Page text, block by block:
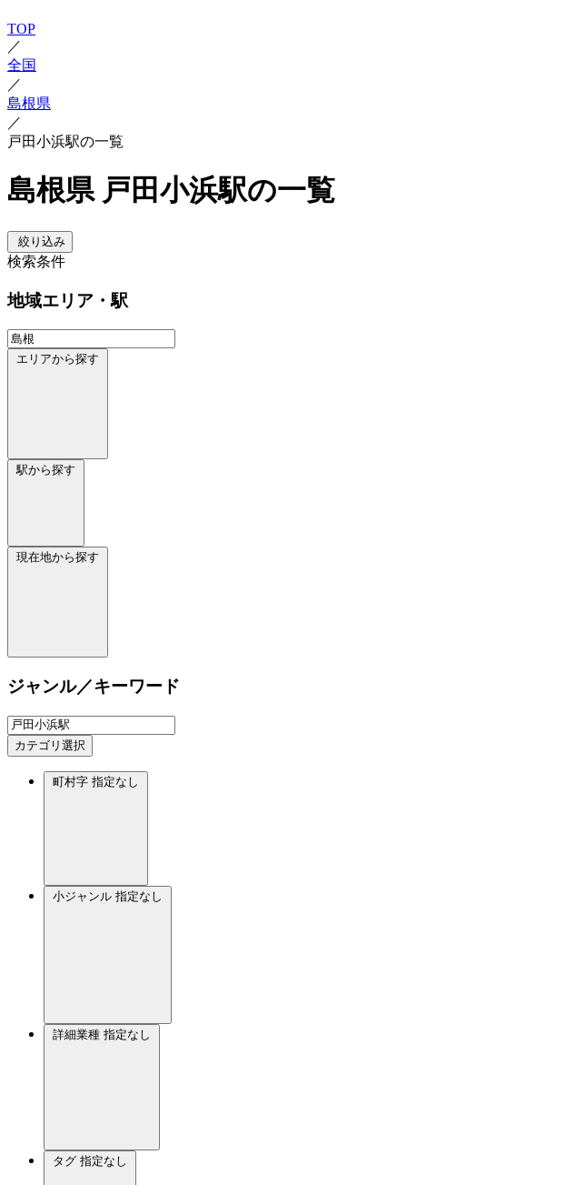
TOP
／
全国
／
島根県
／
戸田小浜駅の一覧
島根県 戸田小浜駅の一覧
絞り込み
検索条件
地域エリア・駅
エリアから探す
駅から探す
現在地から探す
ジャンル／キーワード
カテゴリ選択
町村字 指定なし
小ジャンル 指定なし
詳細業種 指定なし
タグ 指定なし